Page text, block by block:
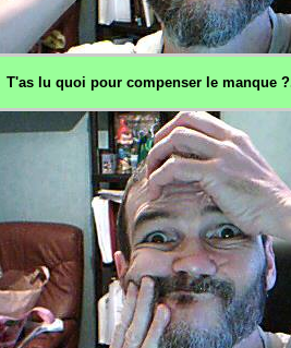
T'as lu quoi pour compenser le manque